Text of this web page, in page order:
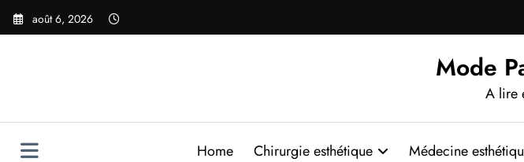
Aller
août 6, 2026
Mode
A lire
Home Chirurgie esthétique Médecine